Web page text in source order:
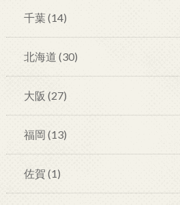
千葉(14)
北海道 (30)
大阪 (27)
福岡 (13)
佐賀 (1)